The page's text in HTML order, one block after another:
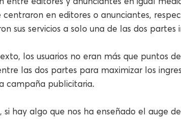
centraron en editores o anunciantes,
sus servicios a solo una de las dos partes
los usuarios no eran más que puntos
las dos partes para maximizar los
campaña publicitaria.
si hay algo que nos ha enseñado el auge